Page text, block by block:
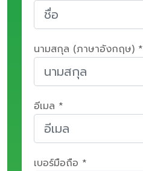
นามสกุล (ภาษาอังกฤษ) *
อีเมล *
เบอร์มือถือ *